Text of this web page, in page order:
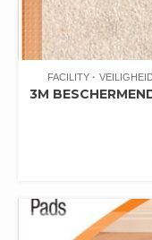
FACILITY
3M